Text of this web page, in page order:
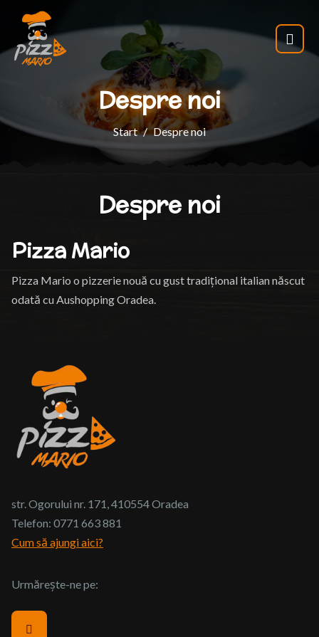
Despre noi
Start Despre noi
Despre noi
Pizza Mario
Pizza Mario o pizzerie nouă cu gust tradițional italian născut
odată cu Aushopping Oradea.
str. Ogorului nr. 171, 410554 Oradea
Telefon: 0771 663 881
Cum să ajungi aici?
Urmărește-ne pe: